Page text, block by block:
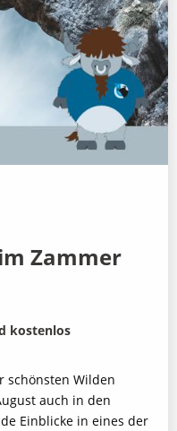
Zammer
kostenlos
schönsten Wilden
auch in den
Einblicke in eines der